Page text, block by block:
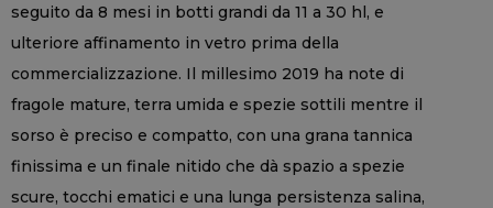
seguito da 8 mesi in botti grandi da 11 a 30 hl, e
ulteriore affinamento in vetro prima della
commercializzazione. Il millesimo 2019 ha note di
fragole mature, terra umida e spezie sottili mentre il
sorso è preciso e compatto, con una grana tannica
finissima e un finale nitido che dà spazio a spezie
scure, tocchi ematici e una lunga persistenza salina,